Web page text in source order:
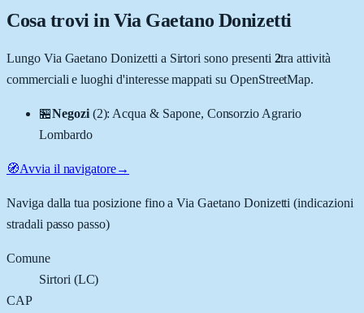
Cosa trovi in Via Gaetano Donizetti
Lungo Via Gaetano Donizetti a Sirtori sono presenti 2tra attività
commerciali e luoghi d'interesse mappati su OpenStreetMap.
🏪Negozi (2): Acqua & Sapone, Consorzio Agrario
Lombardo
🧭Avvia il navigatore→
Naviga dalla tua posizione fino aVia Gaetano Donizetti (indicazioni
stradali passo passo)
Comune
Sirtori (LC)
CAP